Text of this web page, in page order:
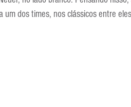
Escola Argentina Escola
dos times, nos clássicos entre